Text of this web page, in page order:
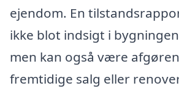
ejendom. En
ikke blot indsigt i
men kan også være
fremtidige salg eller